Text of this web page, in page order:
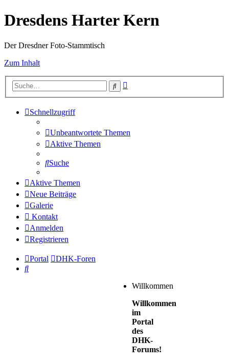
Dresdens Harter Kern
Der Dresdner Foto-Stammtisch
Zum Inhalt
Suche
Schnellzugriff
Unbeantwortete Themen
Aktive Themen
Suche
Aktive Themen
Neue Beiträge
Galerie
Kontakt
Anmelden
Registrieren
Portal
DHK-Foren
Suche
Willkommen
Willkommen
im
Portal
des
DHK-
Forums!